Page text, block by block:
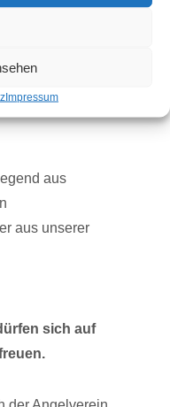
Impressum
Vergangenheit
gesorgt:
aus
aus unserer
sich auf